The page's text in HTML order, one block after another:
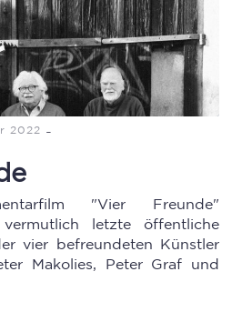
2022 -
"Vier Freunde"
letzte öffentliche
vier befreundeten Künstler
Makolies, Peter Graf und